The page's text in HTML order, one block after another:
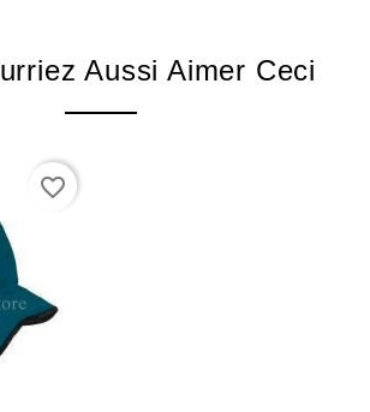
Aussi Aimer Ceci
favorite_border